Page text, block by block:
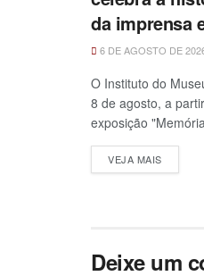
da imprensa
6 DE AGOSTO DE
O Instituto do
8 de agosto, a
exposição
VEJA MAISDETAILS
Deixe um